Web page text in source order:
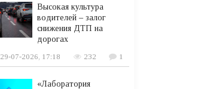
Высокая культура
водителей – залог
снижения ДТП на
дорогах
29-07-2026, 17:18
232 1
«Лаборатория